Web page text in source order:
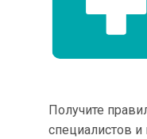
Получите
специалистов и